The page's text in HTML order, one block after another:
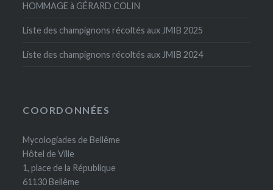
HOMMAGE à GÉRARD COLIN
Liste des champignons récoltés aux JMIB 2025
Liste des champignons récoltés aux JMIB 2024
COORDONNÉES
Mycologiades de Bellême
Hôtel de Ville
1, place de la République
61130 Bellême